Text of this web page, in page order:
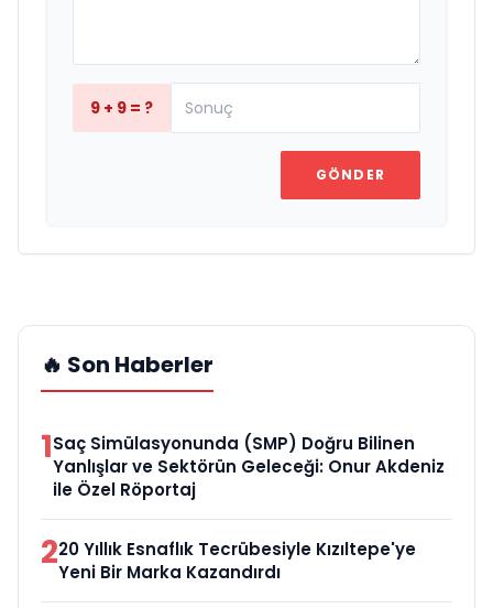
9 + 9 = ?
GÖNDER
🔥 Son Haberler
1Saç Simülasyonunda (SMP) Doğru Bilinen
Yanlışlar ve Sektörün Geleceği: Onur Akdeniz
ile Özel Röportaj
220 Yıllık Esnaflık Tecrübesiyle Kızıltepe'ye
Yeni Bir Marka Kazandırdı